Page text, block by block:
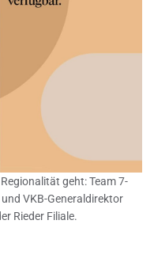
geht: Team 7-
VKB-Generaldirektor
Rieder Filiale.